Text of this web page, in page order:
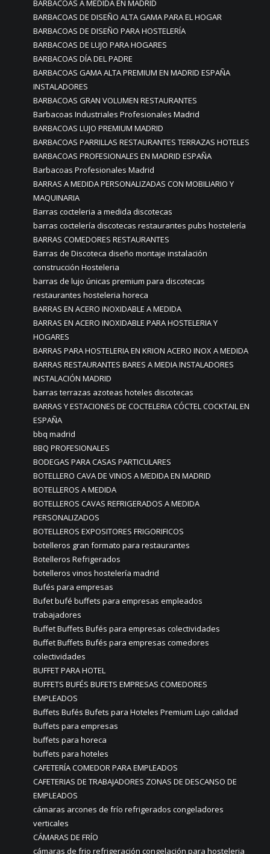
BARBACOAS A MEDIDA EN MADRID
BARBACOAS DE DISEÑO ALTA GAMA PARA EL HOGAR
BARBACOAS DE DISEÑO PARA HOSTELERÍA
BARBACOAS DE LUJO PARA HOGARES
BARBACOAS DÍA DEL PADRE
BARBACOAS GAMA ALTA PREMIUM EN MADRID ESPAÑA
INSTALADORES
BARBACOAS GRAN VOLUMEN RESTAURANTES
Barbacoas Industriales Profesionales Madrid
BARBACOAS LUJO PREMIUM MADRID
BARBACOAS PARRILLAS RESTAURANTES TERRAZAS HOTELES
BARBACOAS PROFESIONALES EN MADRID ESPAÑA
Barbacoas Profesionales Madrid
BARRAS A MEDIDA PERSONALIZADAS CON MOBILIARIO Y
MAQUINARIA
Barras cocteleria a medida discotecas
barras coctelería discotecas restaurantes pubs hostelería
BARRAS COMEDORES RESTAURANTES
Barras de Discoteca diseño montaje instalación
construcción Hosteleria
barras de lujo únicas premium para discotecas
restaurantes hosteleria horeca
BARRAS EN ACERO INOXIDABLE A MEDIDA
BARRAS EN ACERO INOXIDABLE PARA HOSTELERIA Y
HOGARES
BARRAS PARA HOSTELERIA EN KRION ACERO INOX A MEDIDA
BARRAS RESTAURANTES BARES A MEDIA INSTALADORES
INSTALACIÓN MADRID
barras terrazas azoteas hoteles discotecas
BARRAS Y ESTACIONES DE COCTELERIA CÓCTEL COCKTAIL EN
ESPAÑA
bbq madrid
BBQ PROFESIONALES
BODEGAS PARA CASAS PARTICULARES
BOTELLERO CAVA DE VINOS A MEDIDA EN MADRID
BOTELLEROS A MEDIDA
BOTELLEROS CAVAS REFRIGERADOS A MEDIDA
PERSONALIZADOS
BOTELLEROS EXPOSITORES FRIGORIFICOS
botelleros gran formato para restaurantes
Botelleros Refrigerados
botelleros vinos hostelería madrid
Bufés para empresas
Bufet bufé buffets para empresas empleados
trabajadores
Buffet Buffets Bufés para empresas colectividades
Buffet Buffets Bufés para empresas comedores
colectividades
BUFFET PARA HOTEL
BUFFETS BUFÉS BUFETS EMPRESAS COMEDORES
EMPLEADOS
Buffets Bufés Bufets para Hoteles Premium Lujo calidad
Buffets para empresas
buffets para horeca
buffets para hoteles
CAFETERÍA COMEDOR PARA EMPLEADOS
CAFETERIAS DE TRABAJADORES ZONAS DE DESCANSO DE
EMPLEADOS
cámaras arcones de frío refrigerados congeladores
verticales
CÁMARAS DE FRÍO
cámaras de frio refrigeración congelación para hosteleria